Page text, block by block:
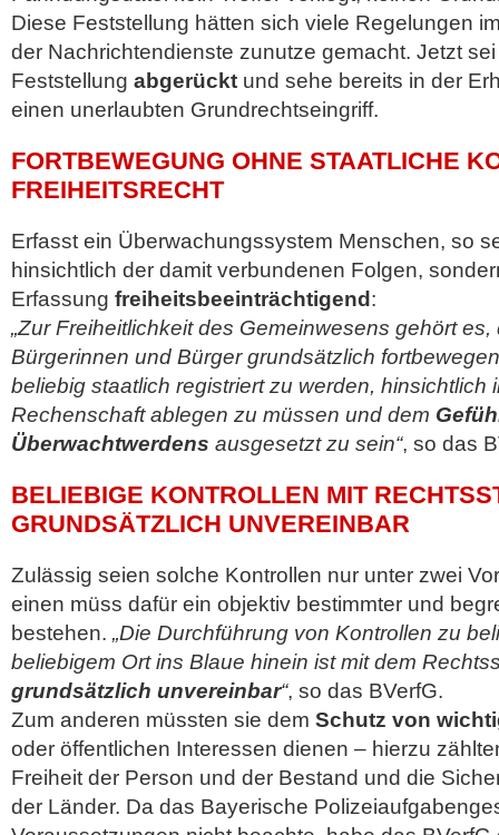
Diese Feststellung hätten sich viele Regelungen
der Nachrichtendienste zunutze gemacht. Jetzt
Feststellung abgerückt und sehe bereits in der
einen unerlaubten Grundrechtseingriff.
FORTBEWEGUNG OHNE STAATLICHE
FREIHEITSRECHT
Erfasst ein Überwachungssystem Menschen, so
hinsichtlich der damit verbundenen Folgen,
Erfassung freiheitsbeeinträchtigend :
„Zur Freiheitlichkeit des Gemeinwesens gehört
Bürgerinnen und Bürger grundsätzlich
beliebig staatlich registriert zu werden, hinsichtlich
Rechenschaft ablegen zu müssen und dem
Überwachtwerdens ausgesetzt zu sein“, so das
BELIEBIGE KONTROLLEN MIT
GRUNDSÄTZLICH UNVEREINBAR
Zulässig seien solche Kontrollen nur unter zwei
einen müss dafür ein objektiv bestimmter und
bestehen. „Die Durchführung von Kontrollen zu
beliebigem Ort ins Blaue hinein ist mit dem
grundsätzlich unvereinbar“, so das BVerfG.
Zum anderen müssten sie dem Schutz von
oder öffentlichen Interessen dienen – hierzu
Freiheit der Person und der Bestand und die
der Länder. Da das Bayerische